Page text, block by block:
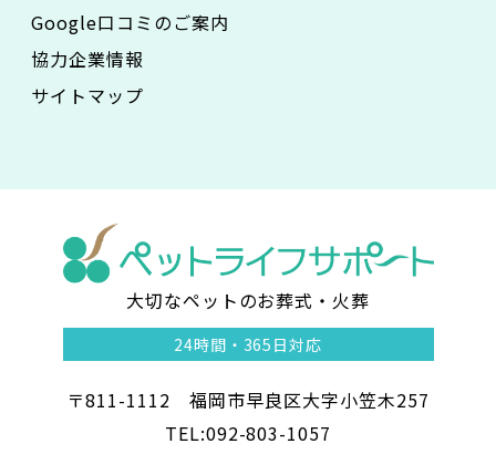
Google口コミのご案内
協力企業情報
サイトマップ
ッ
ト
大切なペットのお葬式・火葬
24時間・ 365日対応
〒811-1112 福岡市早良区大字小笠木257
TEL:092-803-1057